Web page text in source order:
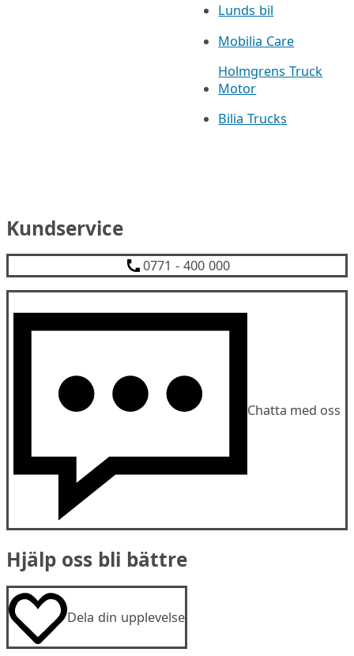
Lunds bil
Mobilia Care
Holmgrens Truck
Motor
Bilia Trucks
Kundservice
0771 - 400 000
Chatta med oss
Hjälp oss bli bättre
Dela din upplevelse